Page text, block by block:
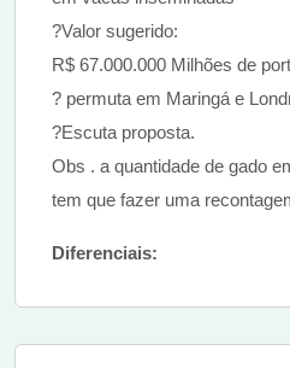
?Valor sugerido:
R$ 67.000.000 Milhões de
? permuta em Maringá e
?Escuta proposta.
Obs . a quantidade de gado
tem que fazer uma
Diferenciais: